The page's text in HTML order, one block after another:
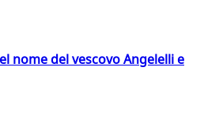
nome del vescovo Angelelli e